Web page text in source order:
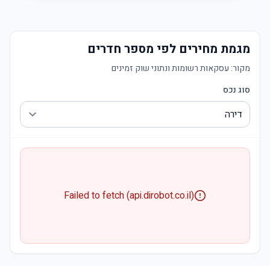
מגמת מחירים לפי מספר חדרים
מקור: עסקאות רשומות ונתוני שוק זמינים
סוג נכס
Failed to fetch (api.dirobot.co.il)